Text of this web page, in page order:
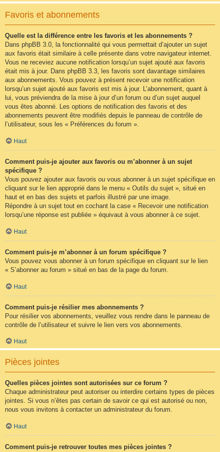
Favoris et abonnements
Quelle est la différence entre les favoris et les abonnements ?
Dans phpBB 3.0, la fonctionnalité qui vous permettait d’ajouter un sujet
aux favoris était similaire à celle présente dans votre navigateur internet.
Vous ne receviez aucune notification lorsqu’un sujet ajouté aux favoris
était mis à jour. Dans phpBB 3.3, les favoris sont davantage similaires
aux abonnements. Vous pouvez à présent recevoir une notification
lorsqu’un sujet ajouté aux favoris est mis à jour. L’abonnement, quant à
lui, vous préviendra de la mise à jour d’un forum ou d’un sujet auquel
vous êtes abonné. Les options de notification des favoris et des
abonnements peuvent être modifiés depuis le panneau de contrôle de
l’utilisateur, sous les « Préférences du forum ».
Haut
Comment puis-je ajouter aux favoris ou m’abonner à un sujet
spécifique ?
Vous pouvez ajouter aux favoris ou vous abonner à un sujet spécifique en
cliquant sur le lien approprié dans le menu « Outils du sujet », situé en
haut et en bas des sujets et parfois illustré par une image.
Répondre à un sujet tout en cochant la case « Recevoir une notification
lorsqu’une réponse est publiée » équivaut à vous abonner à ce sujet.
Haut
Comment puis-je m’abonner à un forum spécifique ?
Vous pouvez vous abonner à un forum spécifique en cliquant sur le lien
« S’abonner au forum » situé en bas de la page du forum.
Haut
Comment puis-je résilier mes abonnements ?
Pour résilier vos abonnements, veuillez vous rendre dans le panneau de
contrôle de l’utilisateur et suivre le lien vers vos abonnements.
Haut
Pièces jointes
Quelles pièces jointes sont autorisées sur ce forum ?
Chaque administrateur peut autoriser ou interdire certains types de pièces
jointes. Si vous n’êtes pas certain de savoir ce qui est autorisé ou non,
nous vous invitons à contacter un administrateur du forum.
Haut
Comment puis-je retrouver toutes mes pièces jointes ?